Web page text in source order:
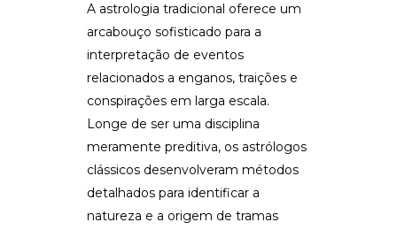
A astrologia tradicional oferece um
arcabouço sofisticado para a
interpretação de eventos
relacionados a enganos, traições e
conspirações em larga escala.
Longe de ser uma disciplina
meramente preditiva, os astrólogos
clássicos desenvolveram métodos
detalhados para identificar a
natureza e a origem de tramas